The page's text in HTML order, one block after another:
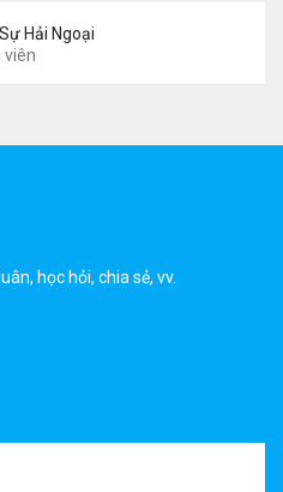
Hải Ngoại
viên
học hỏi, chia sẻ, vv.